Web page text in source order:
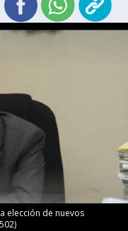
elección de nuevos